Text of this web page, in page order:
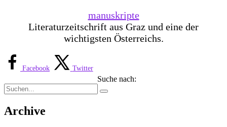
manuskripte
Literaturzeitschrift aus Graz und eine der
wichtigsten Österreichs.
Facebook Twitter
Suche nach:
Archive